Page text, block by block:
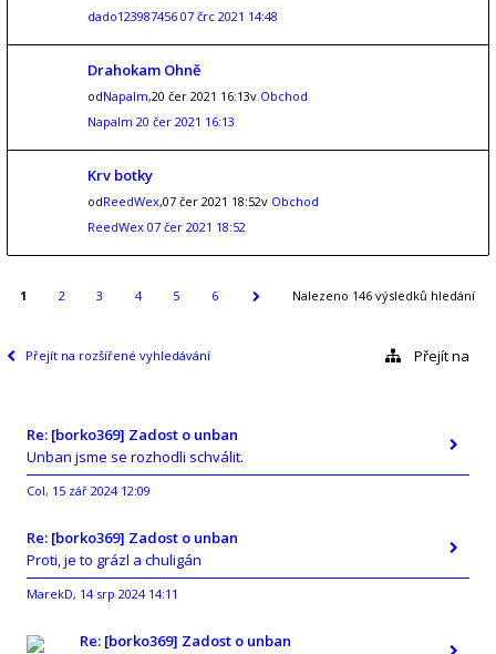
dado123987456 07 črc 2021 14:48
Drahokam Ohně
odNapalm,20 čer 2021 16:13v Obchod
Napalm 20 čer 2021 16:13
Krv botky
odReedWex,07 čer 2021 18:52v Obchod
ReedWex 07 čer 2021 18:52
1 2 3 4 5 6 Nalezeno 146 výsledků hledání
Přejít na rozšířené vyhledávání Přejít na
Re: [borko369] Zadost o unban
Unban jsme se rozhodli schválit.
Col, 15 zář 2024 12:09
Re: [borko369] Zadost o unban
Proti, je to grázl a chuligán
MarekD, 14 srp 2024 14:11
Re: [borko369] Zadost o unban